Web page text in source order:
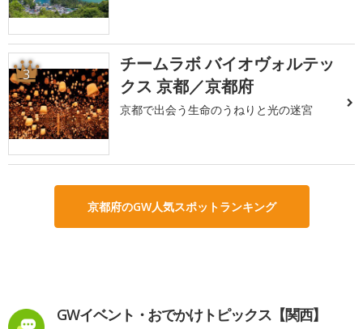
3
チームラボ バイオヴォルテッ
クス 京都／京都府
京都で出会う生命のうねりと光の迷宮
京都府のGW人気スポットランキング
GWイベント・おでかけトピックス【関西】